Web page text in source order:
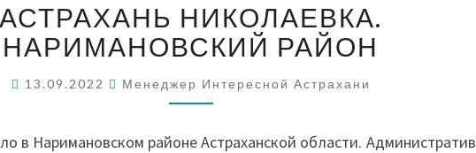
НИКОЛАЕВКА.
НАРИМАНОВСКИЙ
РАЙОН
АСТРАХАНЬ НИКОЛАЕВКА.
НАРИМАНОВСКИЙ РАЙОН
13.09.2022 Менеджер Интересной Астрахани
в Наримановском районе Астраханской области.